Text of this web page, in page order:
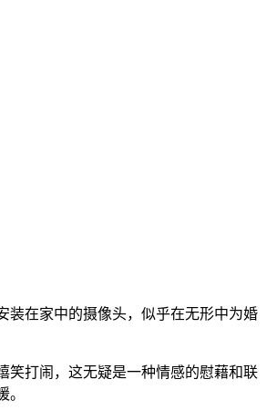
装在家中的摄像头，似乎在无形中为婚
笑打闹，这无疑是一种情感的慰藉和联